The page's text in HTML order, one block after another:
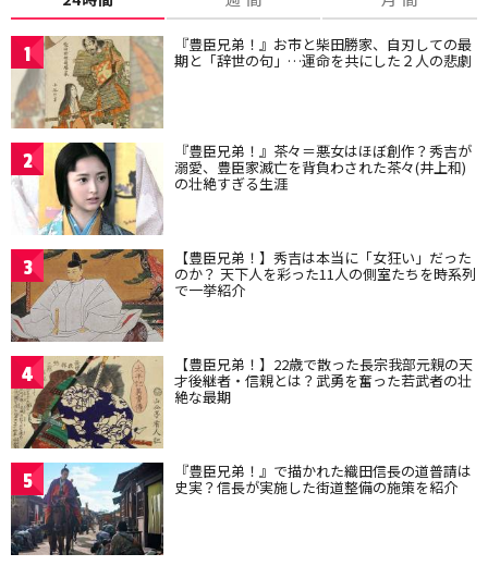
1 『豊臣兄弟！』お市と柴田勝家、自刃しての最
期と「辞世の句」…運命を共にした２人の悲劇
2 『豊臣兄弟！』茶々＝悪女はほぼ創作？秀吉が
溺愛、豊臣家滅亡を背負わされた茶々(井上和)
の壮絶すぎる生涯
3 【豊臣兄弟！】秀吉は本当に「女狂い」だった
のか？ 天下人を彩った11人の側室たちを時系列
で一挙紹介
4 【豊臣兄弟！】22歳で散った長宗我部元親の天
才後継者・信親とは？武勇を奮った若武者の壮
絶な最期
5 『豊臣兄弟！』で描かれた織田信長の道普請は
史実？信長が実施した街道整備の施策を紹介